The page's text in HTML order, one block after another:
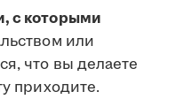
с которыми
или
что вы делаете
приходите.